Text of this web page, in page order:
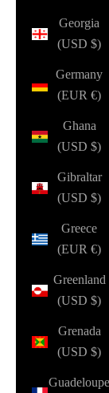
Georgia
(USD $)
Germany
(EUR €)
Ghana
(USD $)
Gibraltar
(USD $)
Greece
(EUR €)
Greenland
(USD $)
Grenada
(USD $)
Guadeloupe